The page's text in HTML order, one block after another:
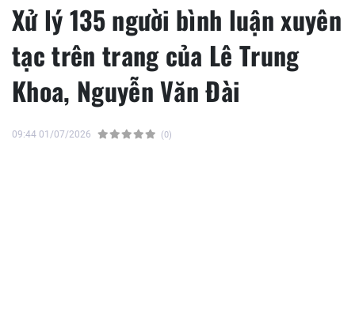
Xử lý 135 người bình luận xuyên
tạc trên trang của Lê Trung
Khoa, Nguyễn Văn Đài
09:44 01/07/2026 (0)